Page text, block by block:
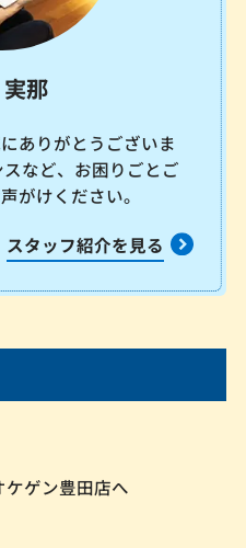
那
ありがとうございま
など、お困りごとご
がけください。
スタッフ紹介を見る
ゲン豊田店へ